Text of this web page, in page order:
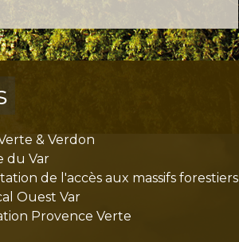
& Verdon
du Var
de l'accès aux massifs forestiers
Ouest Var
Provence Verte